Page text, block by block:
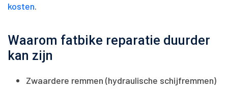
kosten.
Waarom fatbike reparatie duurder
kan zijn
Zwaardere remmen (hydraulische schijfremmen)